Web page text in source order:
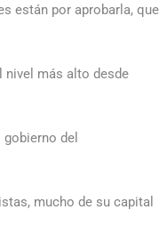
están por aprobarla, que
nivel más alto desde
del
mucho de su capital